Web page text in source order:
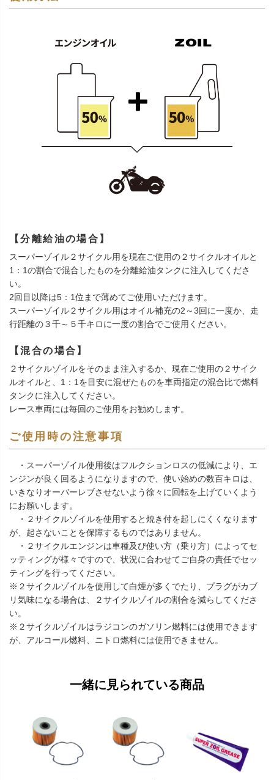
【分離給油の場合】
スーパーゾイル２サイクル用を現在ご使用の２サイクルオイルと
1：1の割合で混合したものを分離給油タンクに注入してくださ
い。
2回目以降は5：1位まで薄めてご使用いただけます。
スーパーゾイル２サイクル用はオイル補充の2～3回に一度か、走
行距離の３千～５千キロに一度の割合でご使用ください。
【混合の場合】
２サイクルゾイルをそのまま注入するか、現在ご使用の２サイク
ルオイルと、1：1を目安に混ぜたものを車両指定の混合比で燃料
タンクに注入してください。
レース車両には毎回のご使用をお勧めします。
ご使用時の注意事項
・スーパーゾイル使用後はフルクションロスの低減により、エ
ンジンが良く回るようになりますので、使い始めの数百キロは、
いきなりオーバーレブさせないよう徐々に回転を上げていくよう
にお願いします。
・２サイクルゾイルを使用すると焼き付を起しにくくなります
が、起さないことを保障するものではありません。
・２サイクルエンジンは車種及び使い方（乗り方）によってセ
ッティングが様々ですので、状況に合わせてご自身の責任でセッ
ティングを行ってください。
※２サイクルゾイルを使用して白煙が多くでたり、プラグがカブ
リ気味になる場合は、２サイクルゾイルの割合を減らしてくださ
い。
※２サイクルゾイルはラジコンのガソリン燃料には使用できます
が、アルコール燃料、ニトロ燃料には使用できません。
一緒に見られている商品